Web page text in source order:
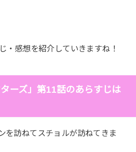
・感想を紹介していきますね！
ーズ」第11話のあらすじは
を訪ねてスチョルが訪ねてきま